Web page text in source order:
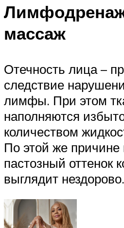
массаж
Отечность лица –
следствие
лимфы. При этом
наполняются
количеством
По этой же
пастозный оттенок
выглядит нездорово.